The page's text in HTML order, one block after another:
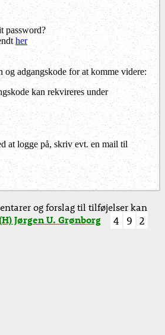
password?
her
og adgangskode for at komme videre:
kan rekvireres under
at logge på, skriv evt. en mail til
og forslag til tilføjelser kan
Jørgen U. Grønborg 4 9 2